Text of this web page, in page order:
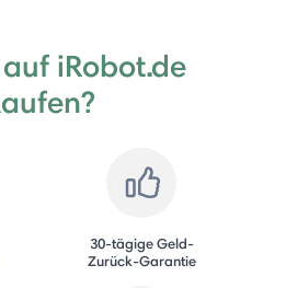
iRobot.de
30-tägige Geld-
Zurück-Garantie